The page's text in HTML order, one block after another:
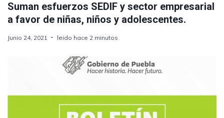
Suman esfuerzos SEDIF y sector empresarial
a favor de niñas, niños y adolescentes.
Junio 24, 2021 leido hace 2 minutos